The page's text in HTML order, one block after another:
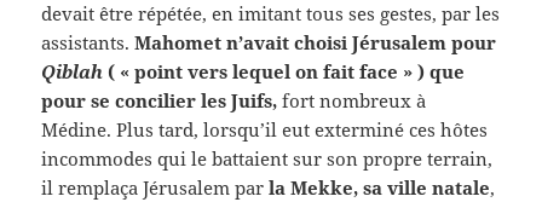
devait être répétée, en imitant tous ses gestes, par les
assistants.Mahomet n’avait choisi Jérusalem pour
Qiblah ( « point vers lequel on fait face » ) que
pour se concilier les Juifs,fort nombreux à
Médine. Plus tard, lorsqu’il eut exterminé ces hôtes
incommodes qui le battaient sur son propre terrain,
il remplaça Jérusalem par la Mekke, sa ville natale,